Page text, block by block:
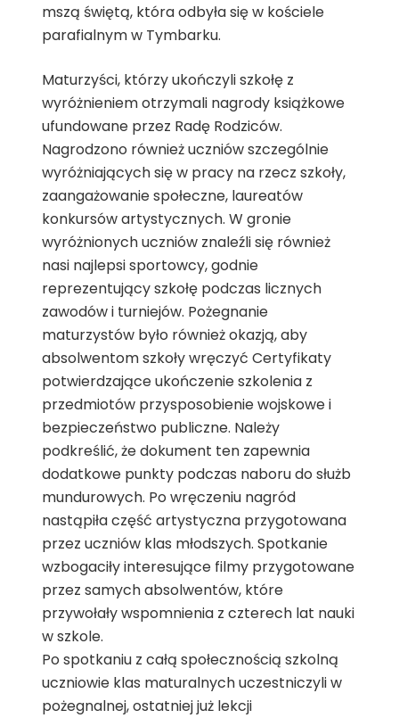
mszą świętą, która odbyła się w kościele
parafialnym w Tymbarku.
Maturzyści, którzy ukończyli szkołę z
wyróżnieniem otrzymali nagrody książkowe
ufundowane przez Radę Rodziców.
Nagrodzono również uczniów szczególnie
wyróżniających się w pracy na rzecz szkoły,
zaangażowanie społeczne, laureatów
konkursów artystycznych. W gronie
wyróżnionych uczniów znaleźli się również
nasi najlepsi sportowcy, godnie
reprezentujący szkołę podczas licznych
zawodów i turniejów. Pożegnanie
maturzystów było również okazją, aby
absolwentom szkoły wręczyć Certyfikaty
potwierdzające ukończenie szkolenia z
przedmiotów przysposobienie wojskowe i
bezpieczeństwo publiczne. Należy
podkreślić, że dokument ten zapewnia
dodatkowe punkty podczas naboru do służb
mundurowych. Po wręczeniu nagród
nastąpiła część artystyczna przygotowana
przez uczniów klas młodszych. Spotkanie
wzbogaciły interesujące filmy przygotowane
przez samych absolwentów, które
przywołały wspomnienia z czterech lat nauki
w szkole.
Po spotkaniu z całą społecznością szkolną
uczniowie klas maturalnych uczestniczyli w
pożegnalnej, ostatniej już lekcji